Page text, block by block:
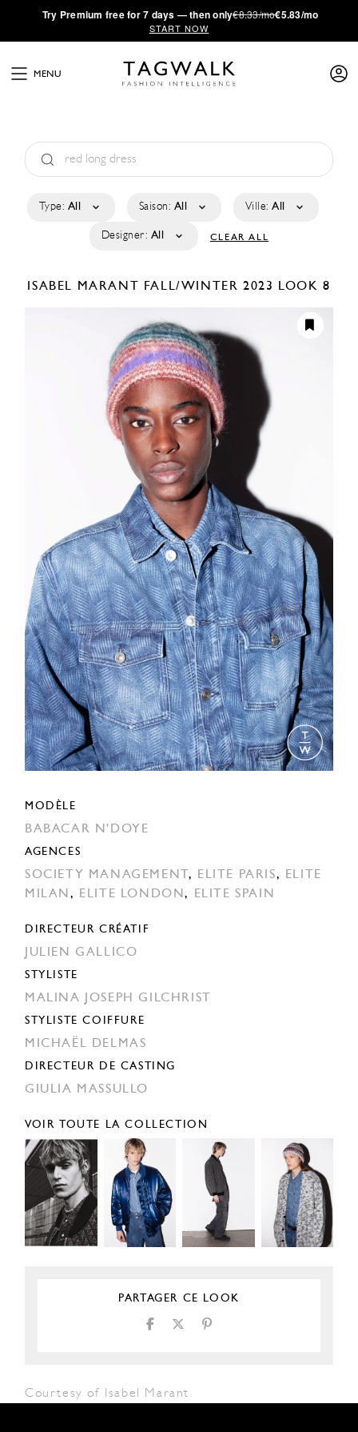
·Try Premium free for 7 days — then only€8.33/mo€5.83/mo
START NOW
MENU
Type: All Saison: All Ville: All
Designer: All CLEAR ALL
ISABEL MARANT FALL/WINTER 2023 LOOK 8
MODÈLE
BABACAR N'DOYE
AGENCES
SOCIETY MANAGEMENT , ELITE PARIS,
ELITE
MILAN , ELITE LONDON, ELITE SPAIN
DIRECTEUR CRÉATIF
JULIEN GALLICO
STYLISTE
MALINA JOSEPH GILCHRIST
STYLISTE COIFFURE
MICHAËL DELMAS
DIRECTEUR DE CASTING
GIULIA MASSULLO
VOIR TOUTE LA COLLECTION
PARTAGER CE LOOK
Courtesy of Isabel Marant